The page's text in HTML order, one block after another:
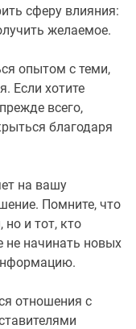
сферу влияния:
желаемое.
опытом с теми,
Если хотите
всего,
благодаря
на вашу
Помните, что
но и тот, кто
не начинать новых
отношения с